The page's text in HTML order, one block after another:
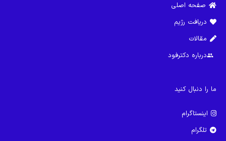
صفحه اصلی
دریافت رژیم
مقالات
groupدرباره دکترفود
ما را دنبال کنید
اینستاگرام
تلگرام